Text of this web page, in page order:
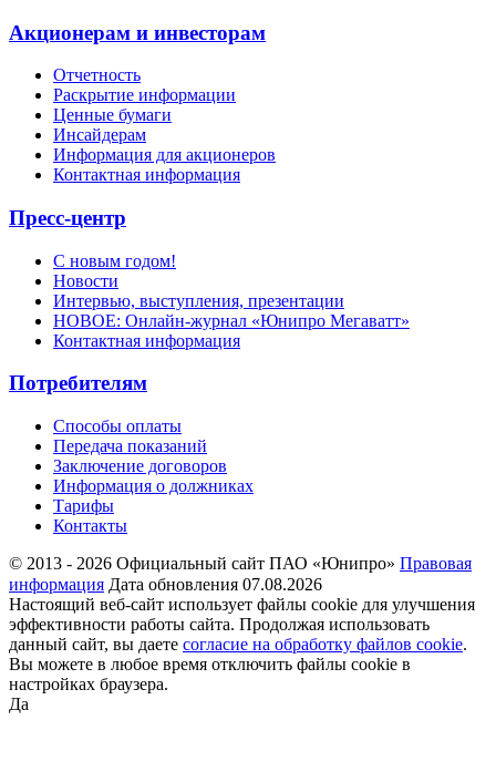
Акционерам и инвесторам
Отчетность
Раскрытие информации
Ценные бумаги
Инсайдерам
Информация для акционеров
Контактная информация
Пресс-центр
С новым годом!
Новости
Интервью, выступления, презентации
НОВОЕ: Онлайн-журнал «Юнипро Мегаватт»
Контактная информация
Потребителям
Способы оплаты
Передача показаний
Заключение договоров
Информация о должниках
Тарифы
Контакты
© 2013 - 2026 Официальный сайт ПАО «Юнипро» Правовая
информация Дата обновления 07.08.2026
Настоящий веб-сайт использует файлы cookie для улучшения
эффективности работы сайта. Продолжая использовать
данный сайт, вы даете согласие на обработку файлов cookie.
Вы можете в любое время отключить файлы cookie в
настройках браузера.
Да